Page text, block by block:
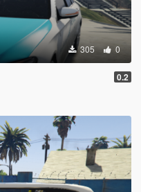
305 0
0.2